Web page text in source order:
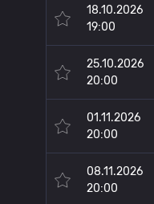
18.10.2026
19:00
25.10.2026
20:00
01.11.2026
20:00
08.11.2026
20:00